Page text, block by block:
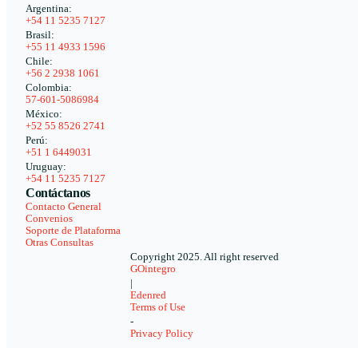
Argentina:
+54 11 5235 7127
Brasil:
+55 11 4933 1596
Chile:
+56 2 2938 1061
Colombia:
57-601-5086984
México:
+52 55 8526 2741
Perú:
+51 1 6449031
Uruguay:
+54 11 5235 7127
Contáctanos
Contacto General
Convenios
Soporte de Plataforma
Otras Consultas
Copyright 2025. All right reserved
GOintegro
|
Edenred
Terms of Use
-
Privacy Policy